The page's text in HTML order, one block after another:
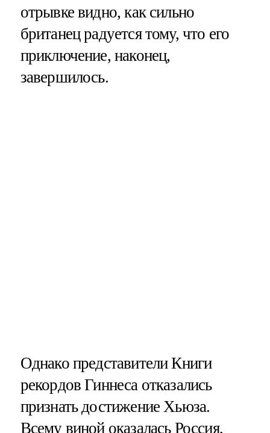
отрывке видно, как сильно
британец радуется тому, что его
приключение, наконец,
завершилось.
Однако представители Книги
рекордов Гиннеса отказались
признать достижение Хьюза.
Всему виной оказалась Россия,